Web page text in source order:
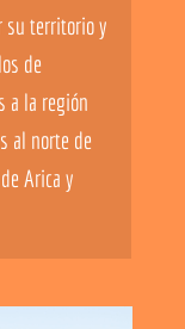
su territorio y
de
a la región
al norte de
Arica y